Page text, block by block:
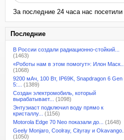
За последние 24 часа нас посетили
Последние
В России создали радиационно-стойкий...
(1463)
«Роботы нам в этом помогут»: Илон Маск...
(1068)
9200 мАч, 100 Вт, IP69K, Snapdragon 6 Gen
5:...
(1389)
Создан электромобиль, который
вырабатывает...
(1098)
Энтузиаст подключил воду прямо к
кристаллу...
(1156)
Motorola Edge 70 Neo показали до...
(1648)
Geely Monjaro, Coolray, Cityray и Okavango...
(1050)